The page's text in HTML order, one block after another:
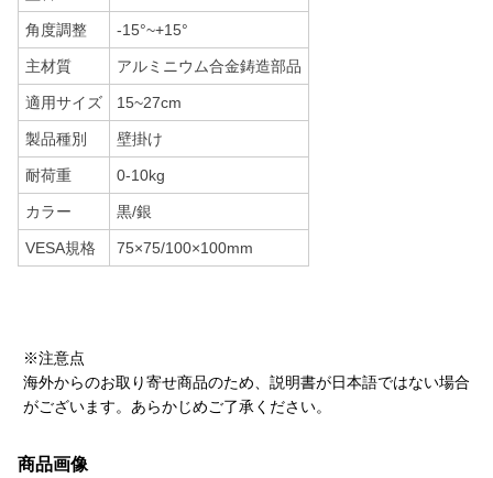
角度調整 -15°~+15°
主材質 アルミニウム合金鋳造部品
適用サイズ 15~27cm
製品種別 壁掛け
耐荷重 0-10kg
カラー 黒/銀
VESA規格 75×75/100×100mm
※注意点
海外からのお取り寄せ商品のため、説明書が日本語ではない場合
がございます。あらかじめご了承ください。
商品画像